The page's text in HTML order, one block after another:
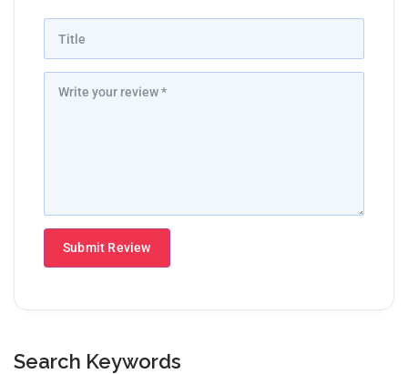
Search Keywords